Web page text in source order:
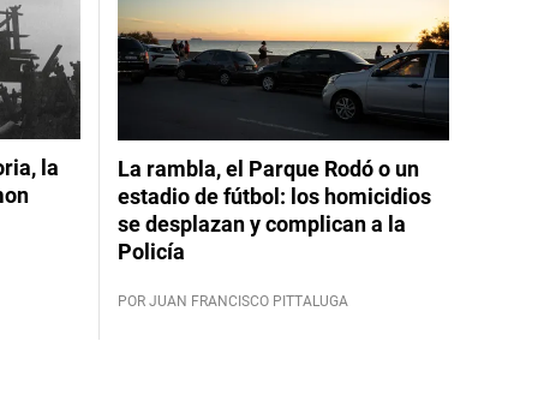
la
La rambla, el Parque Rodó o un
estadio de fútbol: los homicidios
se desplazan y complican a la
Policía
POR JUAN FRANCISCO PITTALUGA